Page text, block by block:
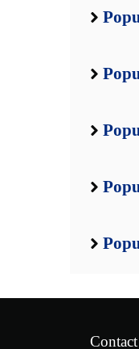
Contact